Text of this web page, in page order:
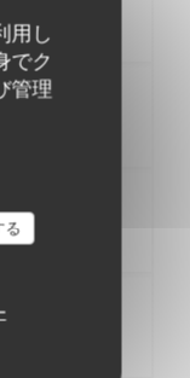
用し
でク
管理
る